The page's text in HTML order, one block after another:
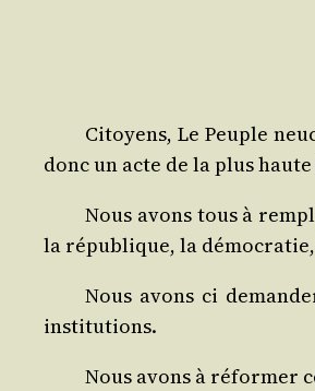
Citoyens, Le Peuple
donc un acte de la plus
Nous avons tous à
la répu­blique, la
Nous avons ci
institutions.
Nous avons à réfor­mer